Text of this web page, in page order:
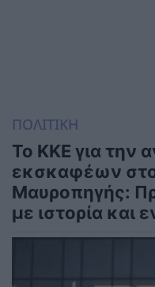
ΠΟΛΙΤΙΚΗ
Το ΚΚΕ για την
εκσκαφέων στο
Μαυροπηγής:
με ιστορία και